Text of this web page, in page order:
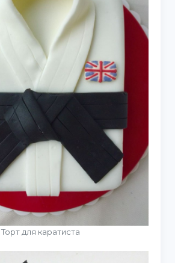
Торт для каратиста